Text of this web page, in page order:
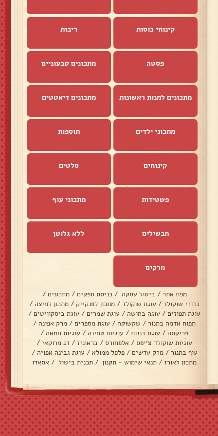
קינוחי כוסות ריבות
פסטה מתכונים טבעוניים
מתכונים למנות ראשונות מתכונים דיאטטים
מתכוני ילדים תוספות
קינוחים סלטים
פשטידות מתכוני עוף
תבשילים ללא גלוטן
מרקים
מפת אתר / ביטול עסקה / כניסת ספקים / מתכונים /
כדורי שוקולד / עוגת שוקולד / מתכון לפנקייק / מתכון לפיצה /
עוגת תפוזים / עוגה בחושה / עוגת שמרים / עוגת ביסקוויטים /
תפוח אדמה בתנור / שקשוקה / עוגת מספרים / מרק אפונה /
פריקסה / עוגת בננות / עוגיות טחינה / עוגיות חמאה /
עוגיות שוקולד צ׳יפס / אלפחורס / בראוניז / דג מרוקאי /
עוף בתנור / מרק עדשים / פלפל ממולא / עוגת גבינה אפויה /
מתכון לאורז / תנאי שימוש - תקנון / תכנית בישול / אסאדו